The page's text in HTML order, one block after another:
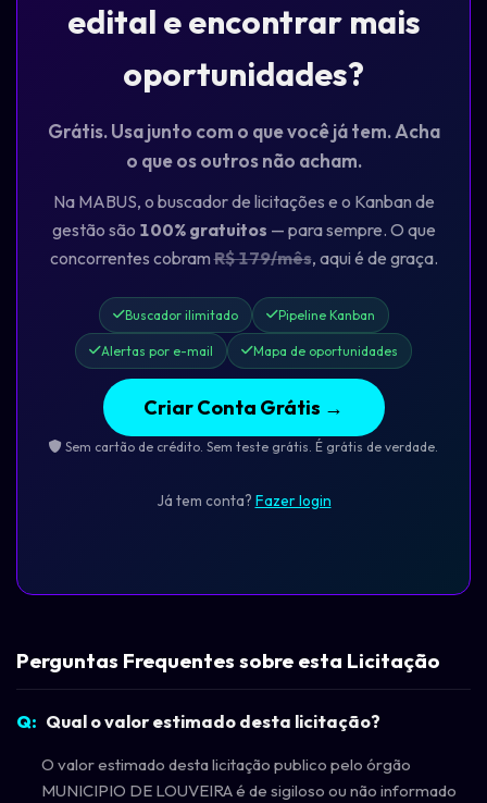
edital e encontrar mais
oportunidades?
Grátis. Usa junto com o que você já tem. Acha
o que os outros não acham.
Na MABUS, o buscador de licitações e o Kanban de
gestão são 100% gratuitos — para sempre. O que
concorrentes cobramR$ 179/mês, aqui é de graça.
Buscador ilimitado Pipeline Kanban
Alertas por e-mail Mapa de oportunidades
Criar Conta Grátis →
Sem cartão de crédito. Sem teste grátis. É grátis de verdade.
Já tem conta? Fazer login
Perguntas Frequentes sobre esta Licitação
Qual o valor estimado desta licitação?
O valor estimado desta licitação publico pelo órgão
MUNICIPIO DE LOUVEIRA é de sigiloso ou não informado